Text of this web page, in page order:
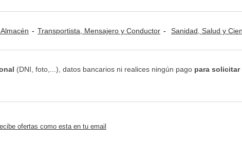
Transportista, Mensajero y Conductor Sanidad, Salud y
(DNI, foto,...), datos bancarios ni realices ningún pago para solicitar
ofertas como esta en tu email